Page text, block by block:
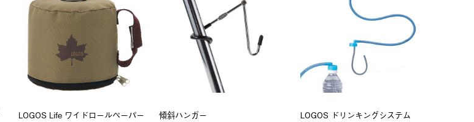
LOGOS Life ワイドロールペーパー
傾斜ハンガー LOGOS ドリンキングシステム